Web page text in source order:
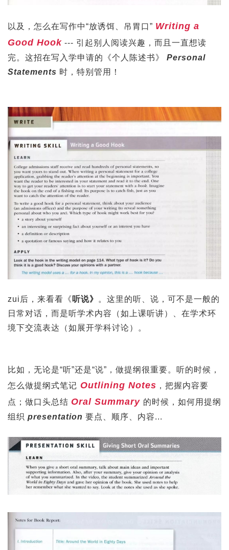
以及，怎么在写作中“放诱饵、吊胃口” Writing a
Good Hook --- 引起别人阅读兴趣，而且一直想读
完。这招在写入学申请的《个人陈述书》 Personal
Statements 时，特别管用！
zui后，来看看《 听说》
。这里的听、说，可不是一般的
日常对话，而是听学术内容（如上课听讲）、在学术环
境下交流表达（如展开学科讨论）。
比如，无论是“听”还是“说”，做提纲很重要。听的时候，
怎么做提纲式笔记 Outlining Notes ，把握内容要
点；做口头总结 Oral Summary 的时候，如何用提纲
组织 presentation 要点、顺序、内容...